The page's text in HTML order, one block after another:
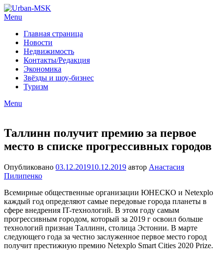
Menu
Главная страница
Новости
Недвижимость
Контакты/Редакция
Экономика
Звёзды и шоу-бизнес
Туризм
Menu
Таллинн получит премию за первое
место в списке прогрессивных городов
Опубликовано 03.12.201910.12.2019 автор Анастасия
Пилипенко
Всемирные общественные организации ЮНЕСКО и Netexplo
каждый год определяют самые передовые города планеты в
сфере внедрения IT-технологий. В этом году самым
прогрессивным городом, который за 2019 г освоил больше
технологий признан Таллинн, столица Эстонии. В марте
следующего года за честно заслуженное первое место город
получит престижную премию Netexplo Smart Cities 2020 Prize.